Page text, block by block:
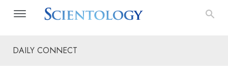
DAILY CONNECT